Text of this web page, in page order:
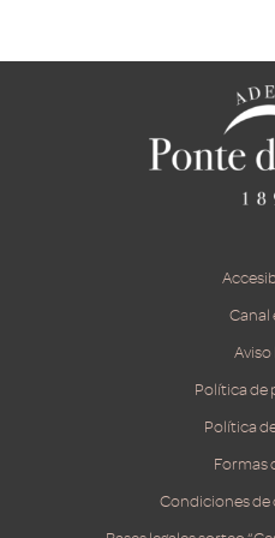
Canal
Aviso
Política de
Política
Formas
Condiciones de